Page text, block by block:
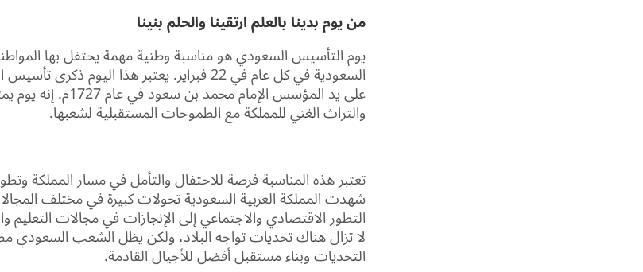
من يوم بدينا بالعلم ارتقينا والحلم بنينا
يوم التأسيس السعودي هو مناسبة وطنية مهمة يحتفل بها
السعودية في كل عام في 22 فبراير. يعتبر هذا اليوم
على يد المؤسس الإمام محمد
والتراث الغني للمملكة مع الطموحات المستقبلية لشعبها.
تعتبر هذه المناسبة فرصة للاحتفال والتأمل في مسار المملكة
شهدت المملكة العربية السعودية تحولات كبيرة في مختلف
التطور الاقتصادي والاجتماعي إلى الإنجازات في مجالات التعليم
لا تزال هناك تحديات تواجه البلاد، ولكن يظل الشعب السعودي
التحديات وبناء مستقبل أفضل للأجيال القادمة.